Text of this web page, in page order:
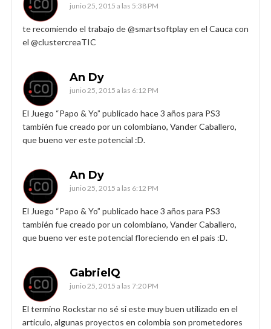
junio 25, 2015 a las 5:38 PM
te recomiendo el trabajo de @smartsoftplay en el Cauca con
el @clustercreaTIC
An Dy
junio 25, 2015 a las 6:12 PM
El Juego “Papo & Yo” publicado hace 3 años para PS3
también fue creado por un colombiano, Vander Caballero,
que bueno ver este potencial :D.
An Dy
junio 25, 2015 a las 6:12 PM
El Juego “Papo & Yo” publicado hace 3 años para PS3
también fue creado por un colombiano, Vander Caballero,
que bueno ver este potencial floreciendo en el país :D.
GabrielQ
junio 25, 2015 a las 7:20 PM
El termino Rockstar no sé si este muy buen utilizado en el
articulo, algunas proyectos en colombia son prometedores